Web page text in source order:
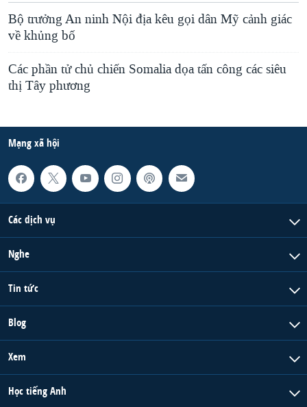
Bộ trưởng An ninh Nội địa kêu gọi dân Mỹ cảnh giác
về khủng bố
Các phần tử chủ chiến Somalia dọa tấn công các siêu
thị Tây phương
Mạng xã hội
Các dịch vụ
Nghe
Tin tức
Blog
Xem
Học tiếng Anh